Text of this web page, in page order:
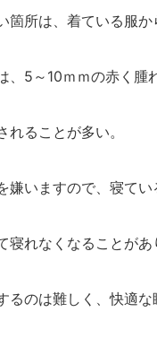
箇所は、着ている服
、5～10ｍｍの赤く腫
れることが多い。
嫌いますので、寝てい
寝れなくなることがあ
るのは難しく、快適な